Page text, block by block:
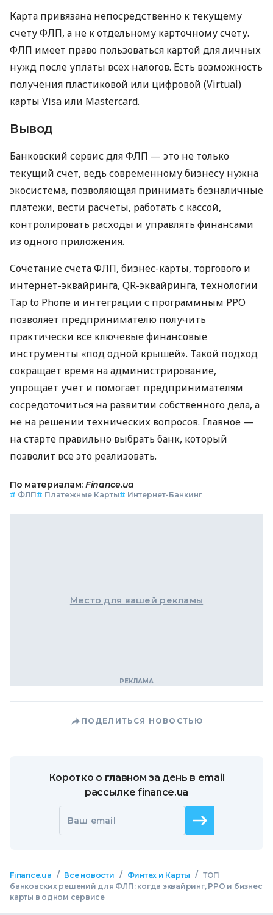
Карта привязана непосредственно к текущему
счету ФЛП, а не к отдельному карточному счету.
ФЛП имеет право пользоваться картой для личных
нужд после уплаты всех налогов. Есть возможность
получения пластиковой или цифровой (Virtual)
карты Visa или Mastercard.
Вывод
Банковский сервис для ФЛП — это не только
текущий счет, ведь современному бизнесу нужна
экосистема, позволяющая принимать безналичные
платежи, вести расчеты, работать с кассой,
контролировать расходы и управлять финансами
из одного приложения.
Сочетание счета ФЛП, бизнес-карты, торгового и
интернет-эквайринга, QR-эквайринга, технологии
Tap to Phone и интеграции с программным РРО
позволяет предпринимателю получить
практически все ключевые финансовые
инструменты «под одной крышей». Такой подход
сокращает время на администрирование,
упрощает учет и помогает предпринимателям
сосредоточиться на развитии собственного дела, а
не на решении технических вопросов. Главное —
на старте правильно выбрать банк, который
позволит все это реализовать.
По материалам: Finance.ua
# ФЛП# Платежные Карты# Интернет-Банкинг
Место для вашей рекламы
ПОДЕЛИТЬСЯ НОВОСТЬЮ
Коротко о главном за день в email
рассылке finance.ua
Ваш email
Finance.ua / Все новости / Финтех и Карты / ТОП
банковских решений для ФЛП: когда эквайринг, РРО и бизнес
карты в одном сервисе